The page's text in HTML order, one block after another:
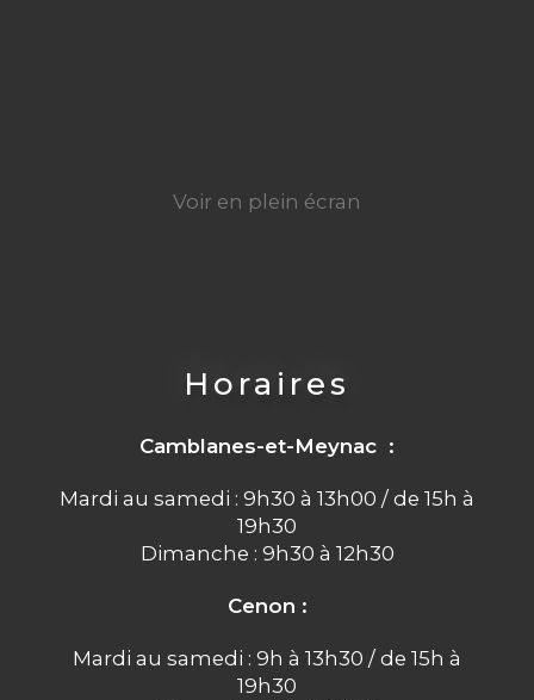
Voir en plein écran
Horaires
Camblanes-et-Meynac :
Mardi au samedi : 9h30 à 13h00 / de 15h à
19h30
Dimanche : 9h30 à 12h30
Cenon :
Mardi au samedi : 9h à 13h30 / de 15h à
19h30